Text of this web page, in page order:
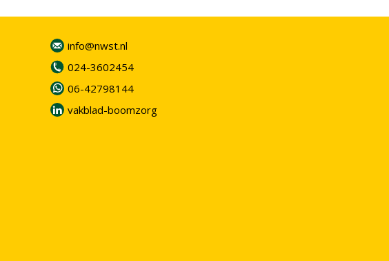
info@nwst.nl
024-3602454
06-42798144
vakblad-boomzorg